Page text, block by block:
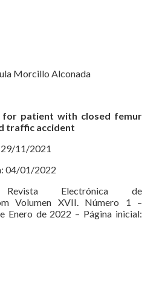
Morcillo Alconada
for patient with closed femur
traffic accident
29/11/2021
04/01/2022
Electrónica de
Volumen XVII. Número 1 –
Enero de 2022 – Página inicial: